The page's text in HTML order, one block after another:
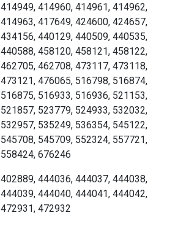
414949, 414960, 414961, 414962,
414963, 417649, 424600, 424657,
434156, 440129, 440509, 440535,
440588, 458120, 458121, 458122,
462705, 462708, 473117, 473118,
473121, 476065, 516798, 516874,
516875, 516933, 516936, 521153,
521857, 523779, 524933, 532032,
532957, 535249, 536354, 545122,
545708, 545709, 552324, 557721,
558424, 676246
402889, 444036, 444037, 444038,
444039, 444040, 444041, 444042,
472931, 472932